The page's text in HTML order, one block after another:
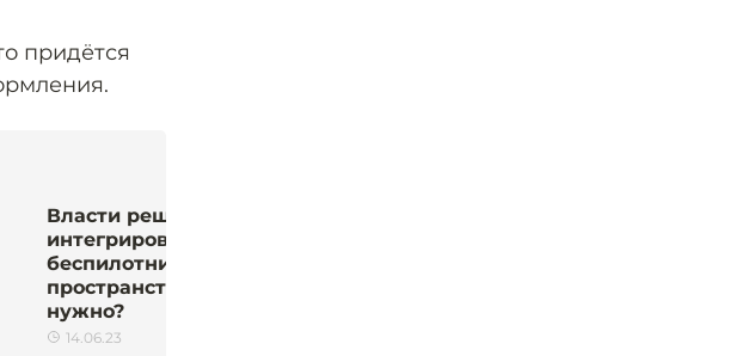
придётся
Власти решили
интегрировать
беспилотники в воздушное
пространство. Для чего это
нужно?
14.06.23